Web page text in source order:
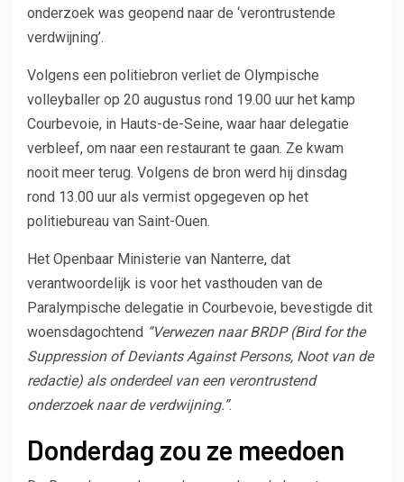
onderzoek was geopend naar de ‘verontrustende
verdwijning’.
Volgens een politiebron verliet de Olympische
volleyballer op 20 augustus rond 19.00 uur het kamp
Courbevoie, in Hauts-de-Seine, waar haar delegatie
verbleef, om naar een restaurant te gaan. Ze kwam
nooit meer terug. Volgens de bron werd hij dinsdag
rond 13.00 uur als vermist opgegeven op het
politiebureau van Saint-Ouen.
Het Openbaar Ministerie van Nanterre, dat
verantwoordelijk is voor het vasthouden van de
Paralympische delegatie in Courbevoie, bevestigde dit
woensdagochtend “Verwezen naar BRDP (Bird for the
Suppression of Deviants Against Persons, Noot van de
redactie) als onderdeel van een verontrustend
onderzoek naar de verdwijning.”.
Donderdag zou ze meedoen